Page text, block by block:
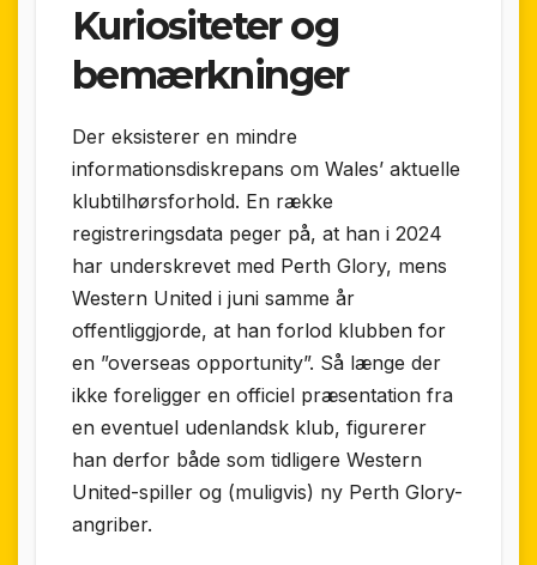
Kuriositeter og
bemærkninger
Der eksisterer en mindre
informationsdiskrepans om Wales’ aktuelle
klubtilhørsforhold. En række
registreringsdata peger på, at han i 2024
har underskrevet med Perth Glory, mens
Western United i juni samme år
offentliggjorde, at han forlod klubben for
en ”overseas opportunity”. Så længe der
ikke foreligger en officiel præsentation fra
en eventuel udenlandsk klub, figurerer
han derfor både som tidligere Western
United-spiller og (muligvis) ny Perth Glory-
angriber.